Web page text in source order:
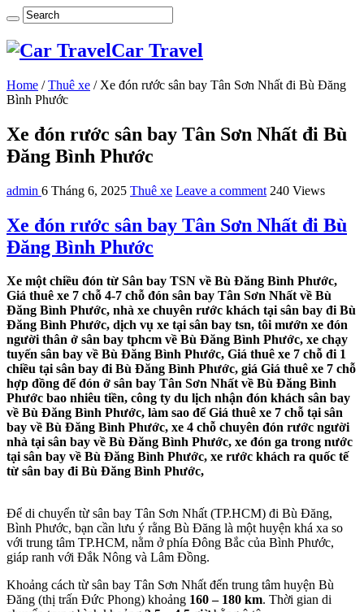
Car Travel
Home / Thuê xe / Xe đón rước sân bay Tân Sơn Nhất đi Bù Đăng
Bình Phước
Xe đón rước sân bay Tân Sơn Nhất đi Bù
Đăng Bình Phước
admin 6 Tháng 6, 2025 Thuê xe Leave a comment 240 Views
Xe đón rước sân bay Tân Sơn Nhất đi Bù
Đăng Bình Phước
Xe một chiều đón từ Sân bay TSN về Bù Đăng Bình Phước,
Giá thuê xe 7 chỗ 4-7 chỗ đón sân bay Tân Sơn Nhất về Bù
Đăng Bình Phước, nhà xe chuyên rước khách tại sân bay đi Bù
Đăng Bình Phước, dịch vụ xe tại sân bay tsn, tôi mướn xe đón
người thân ở sân bay tphcm về Bù Đăng Bình Phước, xe chạy
tuyến sân bay về Bù Đăng Bình Phước, Giá thuê xe 7 chỗ đi 1
chiều tại sân bay đi Bù Đăng Bình Phước, giá Giá thuê xe 7 chỗ
hợp đồng để đón ở sân bay Tân Sơn Nhất về Bù Đăng Bình
Phước bao nhiêu tiền, công ty du lịch nhận đón khách sân bay
về Bù Đăng Bình Phước, làm sao để Giá thuê xe 7 chỗ tại sân
bay về Bù Đăng Bình Phước, xe 4 chỗ chuyên đón rước người
nhà tại sân bay về Bù Đăng Bình Phước, xe đón ga trong nước
tại sân bay về Bù Đăng Bình Phước, xe rước khách ra quốc tế
từ sân bay đi Bù Đăng Bình Phước,
Để di chuyển từ sân bay Tân Sơn Nhất (TP.HCM) đi Bù Đăng,
Bình Phước, bạn cần lưu ý rằng Bù Đăng là một huyện khá xa so
với trung tâm TP.HCM, nằm ở phía Đông Bắc của Bình Phước,
giáp ranh với Đắk Nông và Lâm Đồng.
Khoảng cách từ sân bay Tân Sơn Nhất đến trung tâm huyện Bù
Đăng (thị trấn Đức Phong) khoảng 160 – 180 km. Thời gian di